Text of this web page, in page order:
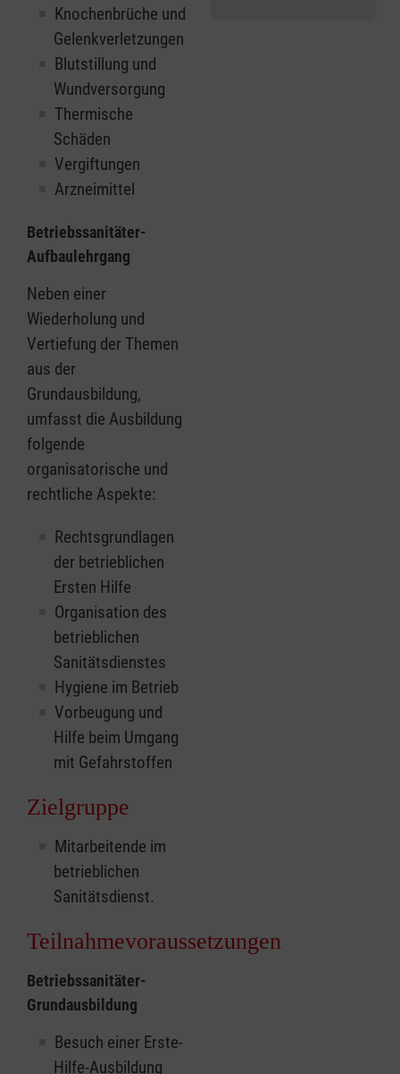
Knochenbrüche und
Gelenkverletzungen
Blutstillung und
Wundversorgung
Thermische
Schäden
Vergiftungen
Arzneimittel
Betriebssanitäter-
Aufbaulehrgang
Neben einer
Wiederholung und
Vertiefung der Themen
aus der
Grundausbildung,
umfasst die Ausbildung
folgende
organisatorische und
rechtliche Aspekte:
Rechtsgrundlagen
der betrieblichen
Ersten Hilfe
Organisation des
betrieblichen
Sanitätsdienstes
Hygiene im Betrieb
Vorbeugung und
Hilfe beim Umgang
mit Gefahrstoffen
Zielgruppe
Mitarbeitende im
betrieblichen
Sanitätsdienst.
Teilnahmevoraussetzungen
Betriebssanitäter-
Grundausbildung
Besuch einer Erste-
Hilfe-Ausbildung